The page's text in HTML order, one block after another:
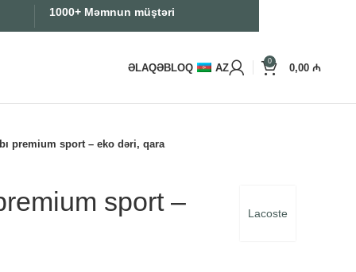
ƏLAQƏBLOQ AZ
0
0,00₼
premium sport – eko dəri, qara
Lacoste
sport –
1000+ Məmnun müştəri